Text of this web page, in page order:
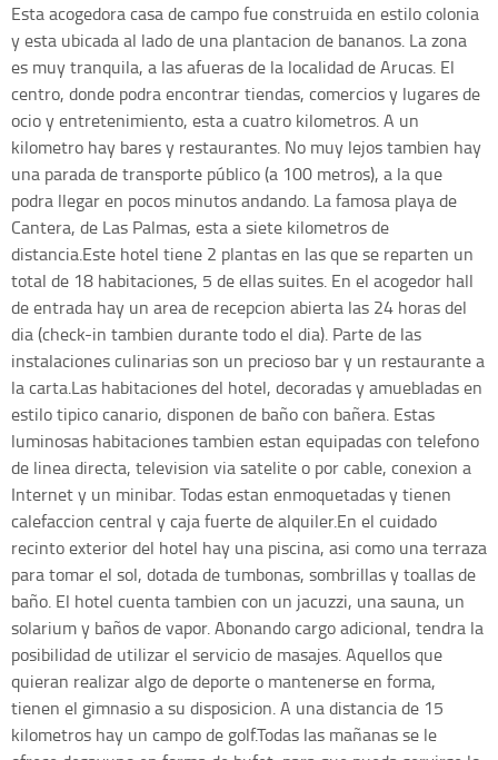
Esta acogedora casa de campo fue construida en estilo colonia
y esta ubicada al lado de una plantacion de bananos. La zona
es muy tranquila, a las afueras de la localidad de Arucas. El
centro, donde podra encontrar tiendas, comercios y lugares de
ocio y entretenimiento, esta a cuatro kilometros. A un
kilometro hay bares y restaurantes. No muy lejos tambien hay
una parada de transporte público (a 100 metros), a la que
podra llegar en pocos minutos andando. La famosa playa de
Cantera, de Las Palmas, esta a siete kilometros de
distancia.Este hotel tiene 2 plantas en las que se reparten un
total de 18 habitaciones, 5 de ellas suites. En el acogedor hall
de entrada hay un area de recepcion abierta las 24 horas del
dia (check-in tambien durante todo el dia). Parte de las
instalaciones culinarias son un precioso bar y un restaurante a
la carta.Las habitaciones del hotel, decoradas y amuebladas en
estilo tipico canario, disponen de baño con bañera. Estas
luminosas habitaciones tambien estan equipadas con telefono
de linea directa, television via satelite o por cable, conexion a
Internet y un minibar. Todas estan enmoquetadas y tienen
calefaccion central y caja fuerte de alquiler.En el cuidado
recinto exterior del hotel hay una piscina, asi como una terraza
para tomar el sol, dotada de tumbonas, sombrillas y toallas de
baño. El hotel cuenta tambien con un jacuzzi, una sauna, un
solarium y baños de vapor. Abonando cargo adicional, tendra la
posibilidad de utilizar el servicio de masajes. Aquellos que
quieran realizar algo de deporte o mantenerse en forma,
tienen el gimnasio a su disposicion. A una distancia de 15
kilometros hay un campo de golf.Todas las mañanas se le